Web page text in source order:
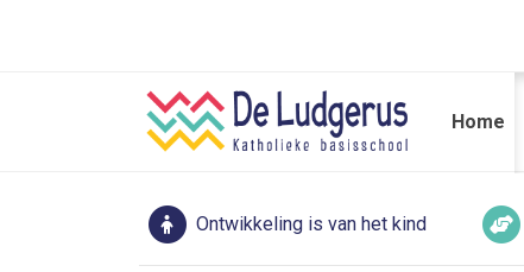
Home
Ontwikkeling is van het kind